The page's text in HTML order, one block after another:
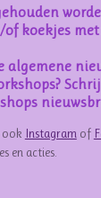
koekjes
algemene
ook Instagram of
en acties.